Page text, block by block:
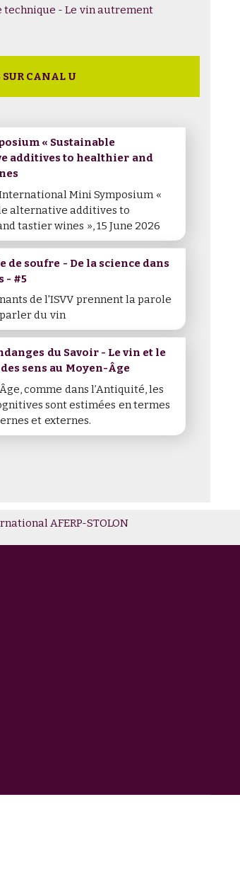
technique - Le vin autrement
CANAL U
« Sustainable
additives to healthier and
International Mini Symposium «
alternative additives to
tastier wines », 15 June 2026
de soufre - De la science dans
- #5
de l'ISVV prennent la parole
du vin
du Savoir - Le vin et le
sens au Moyen-Âge
comme dans l’Antiquité, les
sont estimées en termes
et externes.
AFERP-STOLON